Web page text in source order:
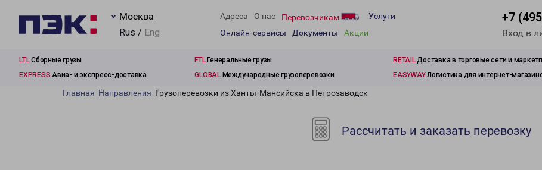
Москва
Rus / Eng
Адреса О нас Перевозчикам
Услуги
Онлайн-сервисы
Документы Акции
+7
Вход в
LTLСборные грузы FTLГенеральные грузы RETAILДоставка в торговые сети и
EXPRESS Авиа- и экспресс-доставка GLOBALМеждународные грузоперевозки EASYWAYЛогистика для интернет-
Главная Направления Грузоперевозки из Ханты-Мансийска в Петрозаводск
Рассчитать и заказать перевозку